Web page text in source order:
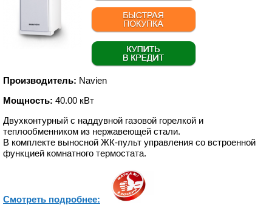
Производитель: Navien
Мощность: 40.00 кВт
Двухконтурный с наддувной газовой горелкой и
теплообменником из нержавеющей стали.
В комплекте выносной ЖК-пульт управления со встроенной
функцией комнатного термостата.
Смотреть подробнее: